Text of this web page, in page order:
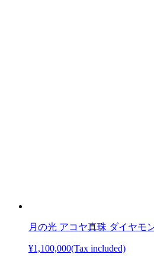
月の光 アコヤ真珠 ダイヤモ
¥1,100,000(Tax included)